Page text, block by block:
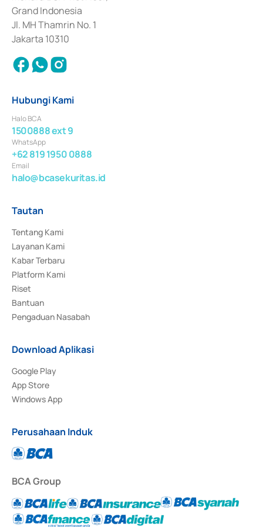
Surat Berharga Komersial yang izinnya diterbitkan pada tahun 2018.
Grand Indonesia
Jl. MH Thamrin No. 1
Jakarta 10310
Hubungi Kami
Halo BCA
1500888 ext 9
WhatsApp
+62 819 1950 0888
Email
halo@bcasekuritas.id
Tautan
Tentang Kami
Layanan Kami
Kabar Terbaru
Platform Kami
Riset
Bantuan
Pengaduan Nasabah
Download Aplikasi
Google Play
App Store
Windows App
Perusahaan Induk
BCA Group